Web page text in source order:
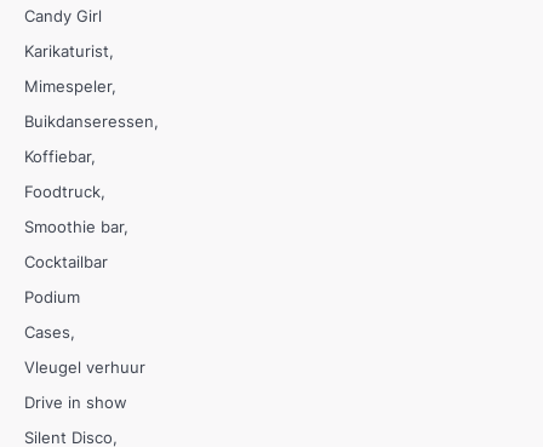
Candy Girl
Karikaturist
Mimespeler
Buikdanseressen
Koffiebar
Foodtruck
Smoothie bar
Cocktailbar
Podium
Cases
Vleugel verhuur
Drive in show
Silent Disco